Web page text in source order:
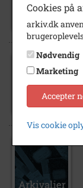
Cookies på
arkiv.dk
Nødvendig
Marketing
Accepter
Vis cookie